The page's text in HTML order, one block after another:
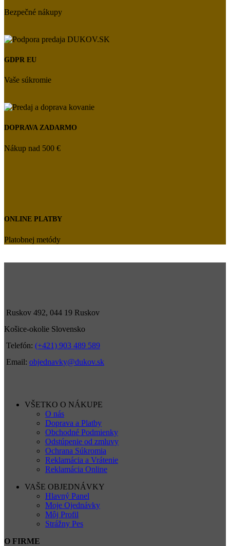
Bezpečné nákupy
GDPR EU
Vaše súkromie
DOPRAVA ZADARMO
Nákup nad 500 €
ONLINE PLATBY
Platobnej metódy
Ruskov 492, 044 19 Ruskov
Košice-okolie Slovensko
Telefón: (+421) 903 489 589
Email: objednavky@dukov.sk
VŠETKO O NÁKUPE
O nás
Doprava a Platby
Obchodné Podmienky
Odstúpenie od zmluvy
Ochrana Súkromia
Reklamácia a Vrátenie
Reklamácia Online
VAŠE OBJEDNÁVKY
Hlavný Panel
Moje Ojednávky
Môj Profil
Strážny Pes
O FIRME